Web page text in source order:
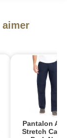
aimer
Pantalon
Stretch